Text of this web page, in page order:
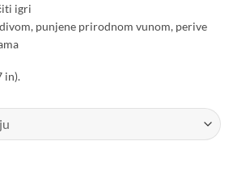
igri
punjene prirodnom vunom, perive
in).